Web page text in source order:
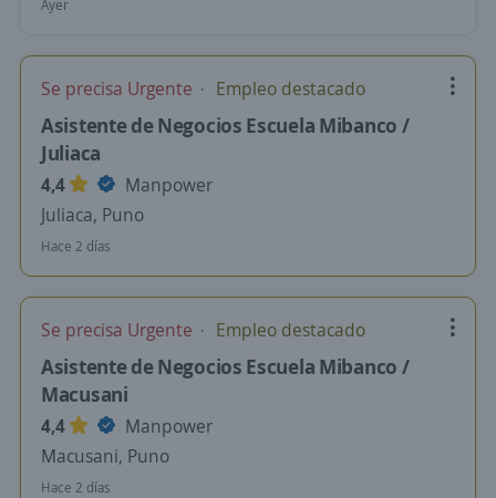
Ayer
Se precisa Urgente Empleo destacado
Asistente de Negocios Escuela Mibanco /
Juliaca
4,4
Manpower
Juliaca, Puno
Hace 2 días
Se precisa Urgente Empleo destacado
Asistente de Negocios Escuela Mibanco /
Macusani
4,4
Manpower
Macusani, Puno
Hace 2 días